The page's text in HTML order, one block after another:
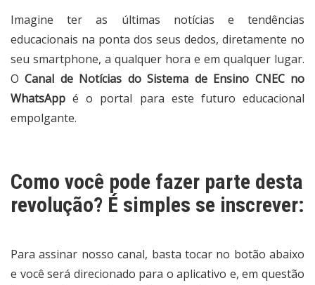
Imagine ter as últimas notícias e tendências
educacionais na ponta dos seus dedos, diretamente no
seu smartphone, a qualquer hora e em qualquer lugar.
OCanal de Notícias do Sistema de Ensino CNEC no
WhatsApp é o portal para este futuro educacional
empolgante.
Como você pode fazer parte desta
revolução? É simples se inscrever:
Para assinar nosso canal, basta tocar no botão abaixo
e você será direcionado para o aplicativo e, em questão